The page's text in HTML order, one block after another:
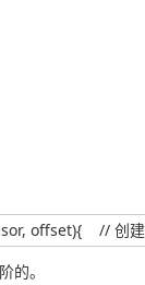
offset){    // 创
的。